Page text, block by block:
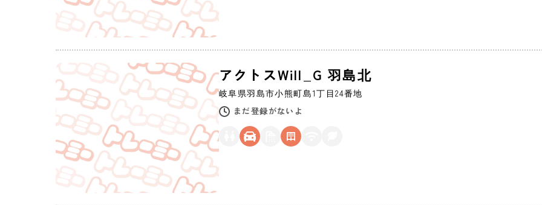
アクトスWill_G 羽島北
岐阜県羽島市小熊町島1丁目24番地
まだ登録がないよ